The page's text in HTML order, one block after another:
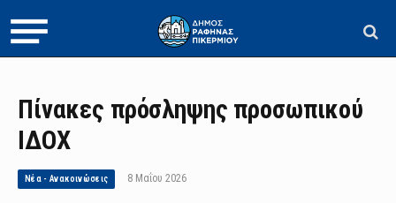
Πίνακες πρόσληψης προσωπικού
ΙΔΟΧ
Νέα - Ανακοινώσεις 8 Μαΐου 2026